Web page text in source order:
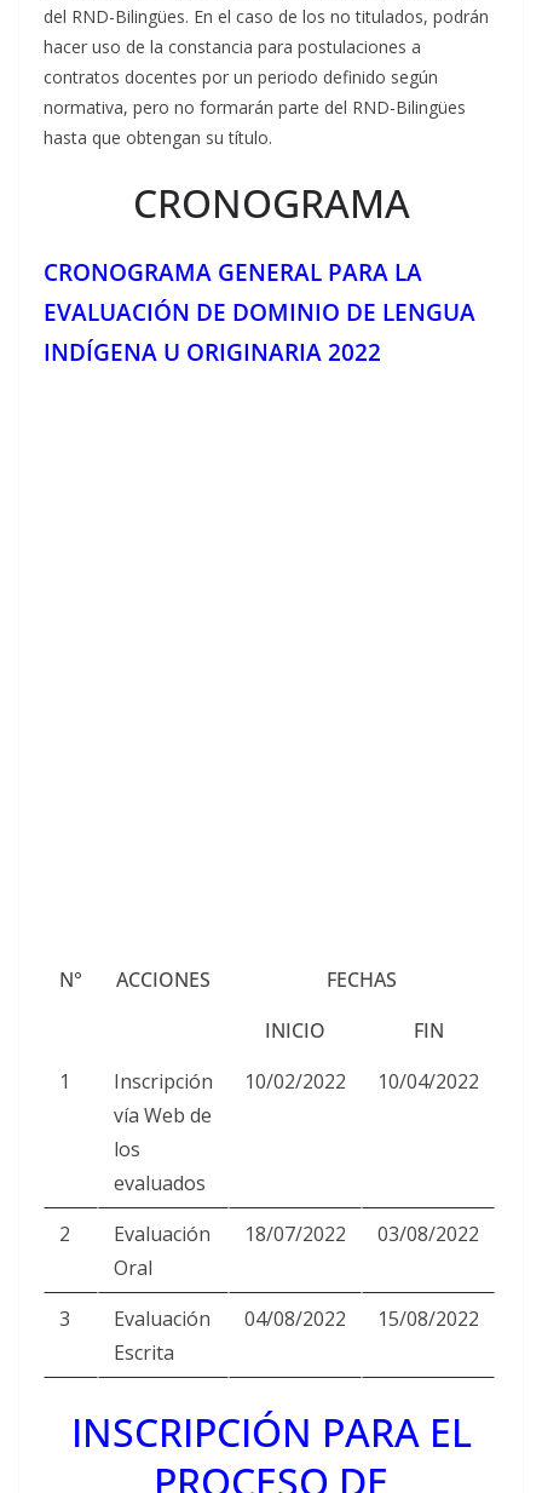
del RND-Bilingües. En el caso de los no titulados, podrán
hacer uso de la constancia para postulaciones a
contratos docentes por un periodo definido según
normativa, pero no formarán parte del RND-Bilingües
hasta que obtengan su título.
CRONOGRAMA
CRONOGRAMA GENERAL PARA LA
EVALUACIÓN DE DOMINIO DE LENGUA
INDÍGENA U ORIGINARIA 2022
N° ACCIONES
FECHAS
INICIO
FIN
1
Inscripción
vía Web de
los
evaluados
10/02/2022 10/04/2022
2
Evaluación
Oral
18/07/2022 03/08/2022
3
Evaluación
Escrita
04/08/2022 15/08/2022
INSCRIPCIÓN PARA EL
PROCESO DE